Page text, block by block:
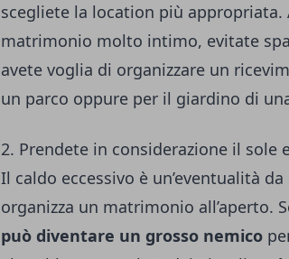
scegliete la location più appropriata.
matrimonio molto intimo, evitate
avete voglia di organizzare un
un parco oppure per il giardino di
2. Prendete in considerazione il sole
Il caldo eccessivo è un’eventualità
organizza un matrimonio all’aperto.
può diventare un grosso nemico